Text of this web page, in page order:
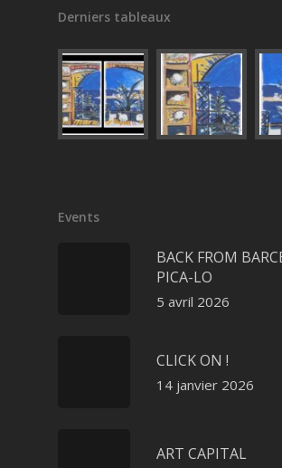
Derniers tableaux
Events
BACK FROM
PICA-LO
5 avril 2026
CLICK ON !
14 janvier 2026
ART CAPITAL